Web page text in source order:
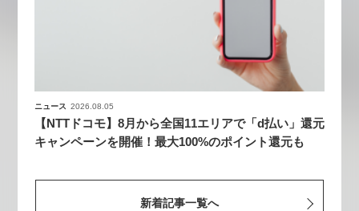
ニュース 2026.08.05
【NTTドコモ】8月から全国11エリアで「d払い」還元
キャンペーンを開催！最大100%のポイント還元も
新着記事一覧へ